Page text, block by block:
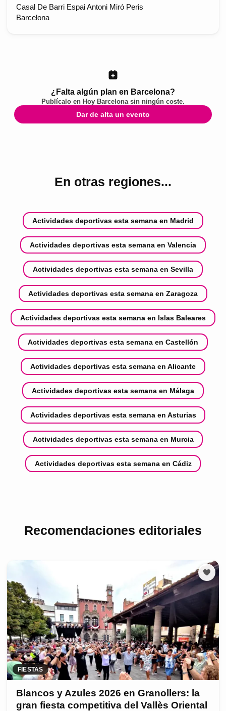
Casal De Barri Espai Antoni Miró Peris
Barcelona
¿Falta algún plan en Barcelona?
Publícalo en Hoy Barcelonasin ningún coste.
Dar de alta un evento
En otras regiones...
Actividades deportivas esta semana en Madrid
Actividades deportivas esta semana en Valencia
Actividades deportivas esta semana en Sevilla
Actividades deportivas esta semana en Zaragoza
Actividades deportivas esta semana en Islas Baleares
Actividades deportivas esta semana en Castellón
Actividades deportivas esta semana en Alicante
Actividades deportivas esta semana en Málaga
Actividades deportivas esta semana en Asturias
Actividades deportivas esta semana en Murcia
Actividades deportivas esta semana en Cádiz
Recomendaciones editoriales
FIESTAS
Blancos y Azules 2026 en Granollers: la
gran fiesta competitiva del Vallès Oriental